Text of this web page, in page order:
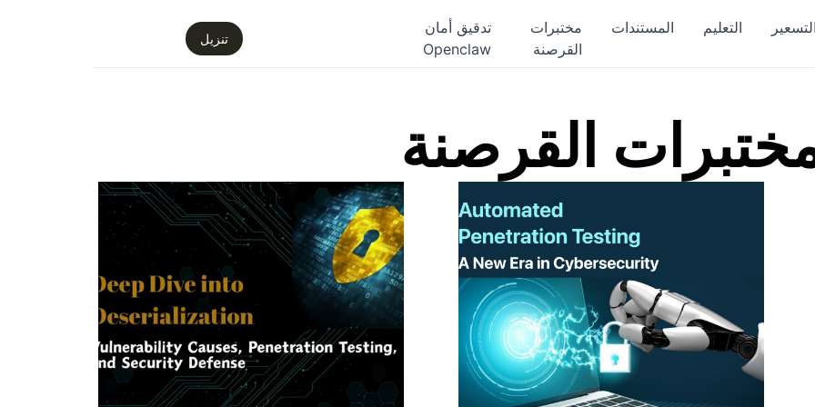
التعليم المستندات
مختبرات
القرصنة
تدقيق أمان
Openclaw
تنزيل
القرصنة